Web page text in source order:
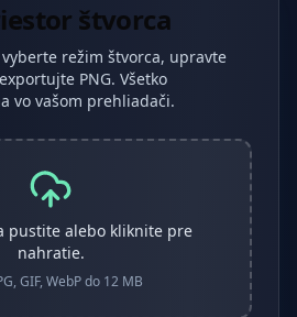
štvorca
režim štvorca, upravte
PNG. Všetko
vo vašom prehliadači.
pustite alebo kliknite pre
nahratie.
GIF, WebP do 12 MB